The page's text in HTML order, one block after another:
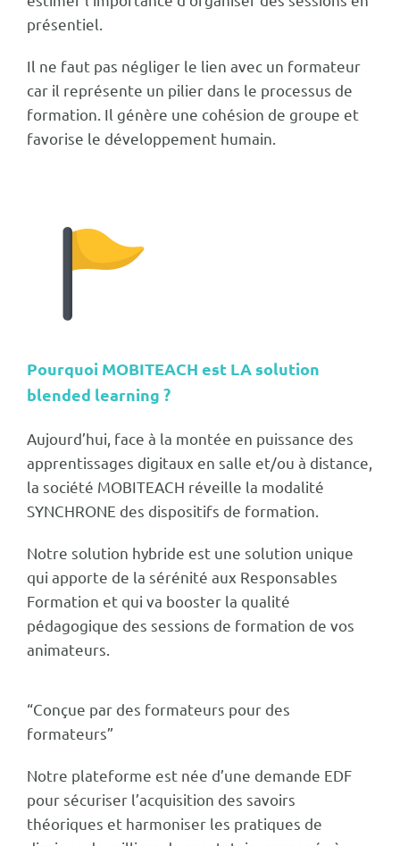
présentiel.
Il ne faut pas négliger le lien avec un formateur
car il représente un pilier dans le processus de
formation. Il génère une cohésion de groupe et
favorise le développement humain.
Pourquoi MOBITEACH est LA solution
blended learning ?
Aujourd’hui, face à la montée en puissance des
apprentissages digitaux en salle et/ou à distance,
la société MOBITEACH réveille la modalité
SYNCHRONE des dispositifs de formation.
Notre solution hybride est une solution unique
qui apporte de la sérénité aux Responsables
Formation et qui va booster la qualité
pédagogique des sessions de formation de vos
animateurs.
“Conçue par des formateurs pour des
formateurs”
Notre plateforme est née d’une demande EDF
pour sécuriser l’acquisition des savoirs
théoriques et harmoniser les pratiques de